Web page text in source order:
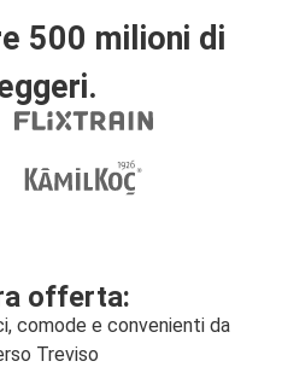
500 milioni di
offerta:
comode e convenienti da
Treviso